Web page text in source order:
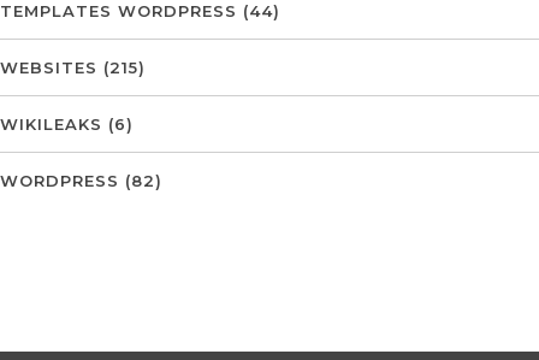
TEMPLATES WORDPRESS (44)
WEBSITES (215)
WIKILEAKS (6)
WORDPRESS (82)